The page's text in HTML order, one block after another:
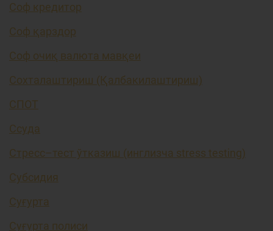
Соф кредитор
Соф қарздор
Соф очиқ валюта мавқеи
Сохталаштириш (Қалбакилаштириш)
СПОТ
Ссуда
Стресс–тест ўтказиш (инглизча stress testing)
Субсидия
Суғурта
Суғурта полиси